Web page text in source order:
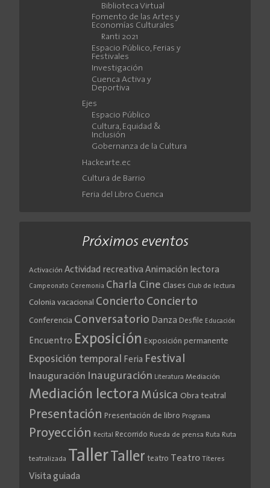
Biblioteca Virtual
Fomento de las Artes y
Economías Culturales
Ranti 2021
Espacio Público, Ferias y
Festivales
Investigación
Cuenca Activa y
Deportiva
Ejes
Espacio Público
Cultura, Equidad &
Inclusión
Gobernanza de la Cultura
Hackearte.ec
Cultura de Barrio
Feria del Libro Cuenca
Próximos eventos
Activación Actividad recreativa Animación lectora
Campeonato Ceremonia Charla Cine Clases Club de lectura
Colonia vacacional Concierto Concierto
Conferencia Conversatorio Danza Desfile Educación
Encuentro Exposición Exposición permanente
Exposición temporal Feria Festival
Inauguración Inauguración Literatura Mediación
Mediación lectora Música Obra teatral
Presentación Presentación de libro Programa
Proyección Recital Recorrido Rueda de prensa Ruta Ruta
teatralizada TallerTaller teatro Teatro Títeres
Visita guiada